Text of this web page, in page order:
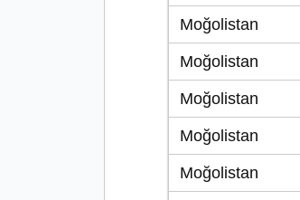
Moğolistan
Moğolistan
Moğolistan
Moğolistan
Moğolistan